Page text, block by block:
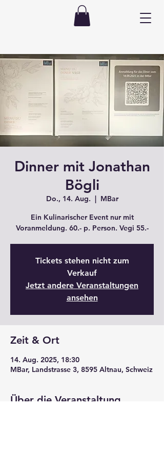
Dinner mit Jonathan
Bögli
Do., 14. Aug.
  |
MBar
Ein Kulinarischer Event nur mit
Voranmeldung. 60.- p. Person. Vegi 55.-
Tickets stehen nicht zum
Verkauf
Jetzt andere Veranstaltungen
ansehen
Zeit & Ort
14. Aug. 2025, 18:30
MBar, Landstrasse 3, 8595 Altnau, Schweiz
Über die Veranstaltung